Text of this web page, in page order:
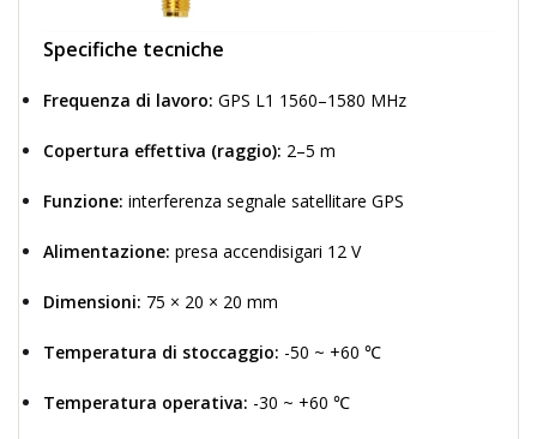
Specifiche tecniche
Frequenza di lavoro: GPS L1 1560–1580 MHz
Copertura effettiva (raggio): 2–5 m
Funzione: interferenza segnale satellitare GPS
Alimentazione: presa accendisigari 12 V
Dimensioni: 75 × 20 × 20 mm
Temperatura di stoccaggio: -50 ~ +60 ℃
Temperatura operativa: -30 ~ +60 ℃